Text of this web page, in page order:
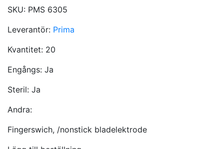
SKU: PMS 6305
Leverantör: Prima
Kvantitet: 20
Engångs: Ja
Steril: Ja
Andra:
Fingerswich, /nonstick bladelektrode